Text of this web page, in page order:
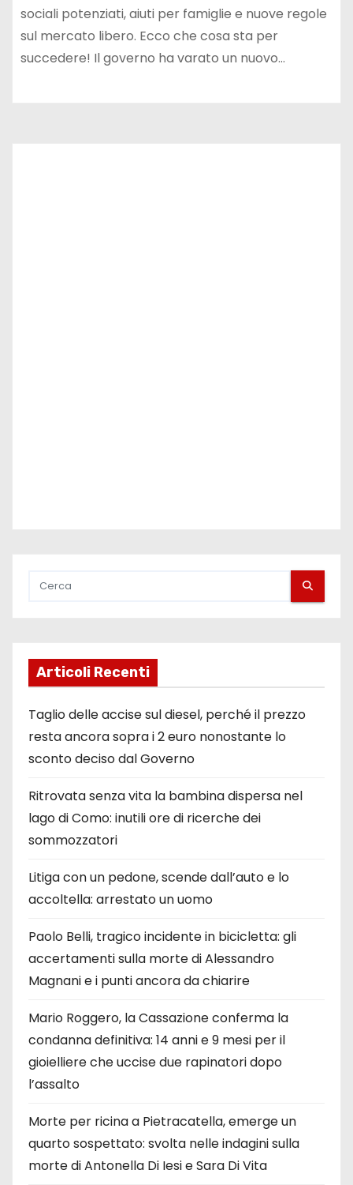
sociali potenziati, aiuti per famiglie e nuove regole
sul mercato libero. Ecco che cosa sta per
succedere! Il governo ha varato un nuovo…
Articoli Recenti
Taglio delle accise sul diesel, perché il prezzo
resta ancora sopra i 2 euro nonostante lo
sconto deciso dal Governo
Ritrovata senza vita la bambina dispersa nel
lago di Como: inutili ore di ricerche dei
sommozzatori
Litiga con un pedone, scende dall’auto e lo
accoltella: arrestato un uomo
Paolo Belli, tragico incidente in bicicletta: gli
accertamenti sulla morte di Alessandro
Magnani e i punti ancora da chiarire
Mario Roggero, la Cassazione conferma la
condanna definitiva: 14 anni e 9 mesi per il
gioielliere che uccise due rapinatori dopo
l’assalto
Morte per ricina a Pietracatella, emerge un
quarto sospettato: svolta nelle indagini sulla
morte di Antonella Di Iesi e Sara Di Vita